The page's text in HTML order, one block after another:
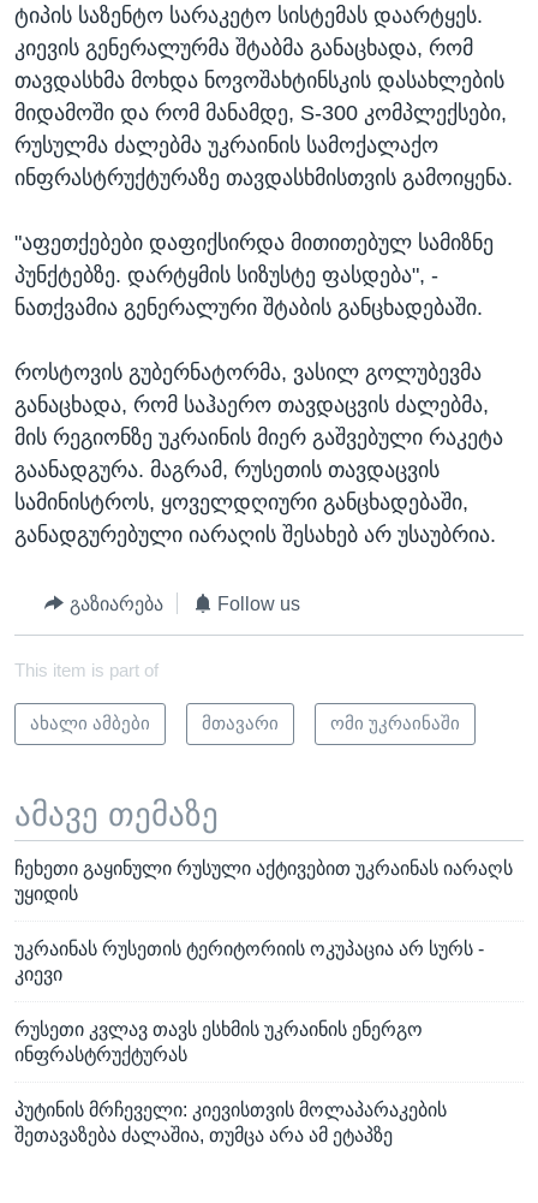
ტიპის საზენტო სარაკეტო სისტემას დაარტყეს.
კიევის გენერალურმა შტაბმა განაცხადა, რომ
თავდასხმა მოხდა ნოვოშახტინსკის დასახლების
მიდამოში და რომ მანამდე, S-300 კომპლექსები,
რუსულმა ძალებმა უკრაინის სამოქალაქო
ინფრასტრუქტურაზე თავდასხმისთვის გამოიყენა.
"აფეთქებები დაფიქსირდა მითითებულ სამიზნე
პუნქტებზე. დარტყმის სიზუსტე ფასდება", -
ნათქვამია გენერალური შტაბის განცხადებაში.
როსტოვის გუბერნატორმა, ვასილ გოლუბევმა
განაცხადა, რომ საჰაერო თავდაცვის ძალებმა,
მის რეგიონზე უკრაინის მიერ გაშვებული რაკეტა
გაანადგურა. მაგრამ, რუსეთის თავდაცვის
სამინისტროს, ყოველდღიური განცხადებაში,
განადგურებული იარაღის შესახებ არ უსაუბრია.
გაზიარება Follow us
This item is part of
ახალი ამბები მთავარი ომი უკრაინაში
ამავე თემაზე
ჩეხეთი გაყინული რუსული აქტივებით უკრაინას იარაღს
უყიდის
უკრაინას რუსეთის ტერიტორიის ოკუპაცია არ სურს -
კიევი
რუსეთი კვლავ თავს ესხმის უკრაინის ენერგო
ინფრასტრუქტურას
პუტინის მრჩეველი: კიევისთვის მოლაპარაკების
შეთავაზება ძალაშია, თუმცა არა ამ ეტაპზე